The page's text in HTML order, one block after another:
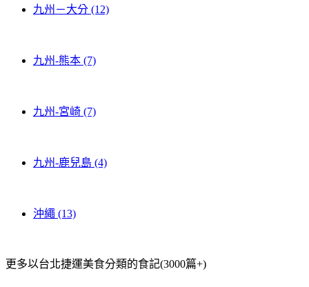
九州－大分 (12)
九州-熊本 (7)
九州-宮崎 (7)
九州-鹿兒島 (4)
沖繩 (13)
更多以台北捷運美食分類的食記(3000篇+)